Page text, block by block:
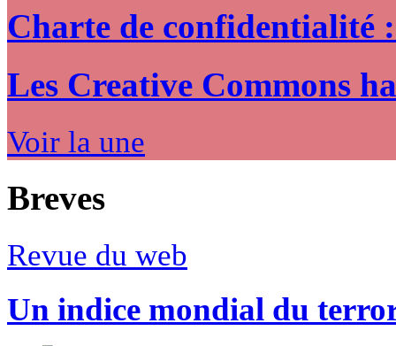
Charte de confidentialité
Les Creative Commons
Voir la une
Breves
Revue du web
Un indice mondial du